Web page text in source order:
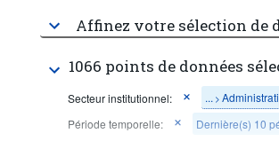
Affinez votre sélection de
1066 points de données
Secteur institutionnel: ... >
Période temporelle:
Dernière(s) 10